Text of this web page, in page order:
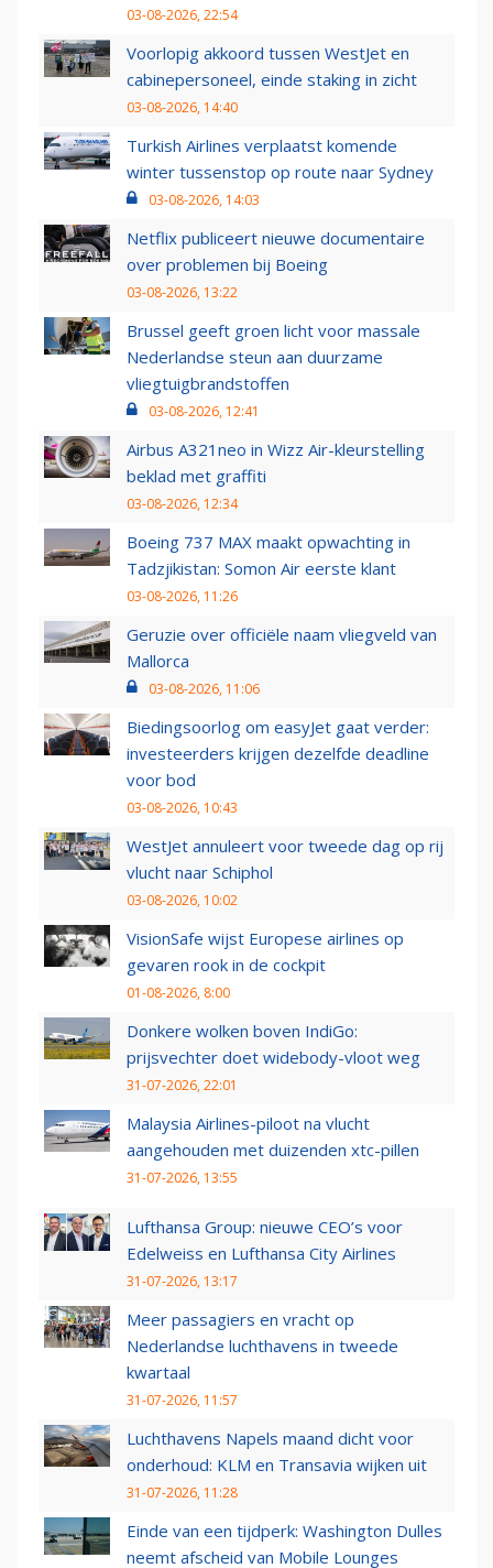
03-08-2026, 22:54
Voorlopig akkoord tussen WestJet en
cabinepersoneel, einde staking in zicht
03-08-2026, 14:40
Turkish Airlines verplaatst komende
winter tussenstop op route naar Sydney
03-08-2026, 14:03
Netflix publiceert nieuwe documentaire
over problemen bij Boeing
03-08-2026, 13:22
Brussel geeft groen licht voor massale
Nederlandse steun aan duurzame
vliegtuigbrandstoffen
03-08-2026, 12:41
Airbus A321neo in Wizz Air-kleurstelling
beklad met graffiti
03-08-2026, 12:34
Boeing 737 MAX maakt opwachting in
Tadzjikistan: Somon Air eerste klant
03-08-2026, 11:26
Geruzie over officiële naam vliegveld van
Mallorca
03-08-2026, 11:06
Biedingsoorlog om easyJet gaat verder:
investeerders krijgen dezelfde deadline
voor bod
03-08-2026, 10:43
WestJet annuleert voor tweede dag op rij
vlucht naar Schiphol
03-08-2026, 10:02
VisionSafe wijst Europese airlines op
gevaren rook in de cockpit
01-08-2026, 8:00
Donkere wolken boven IndiGo:
prijsvechter doet widebody-vloot weg
31-07-2026, 22:01
Malaysia Airlines-piloot na vlucht
aangehouden met duizenden xtc-pillen
31-07-2026, 13:55
Lufthansa Group: nieuwe CEO’s voor
Edelweiss en Lufthansa City Airlines
31-07-2026, 13:17
Meer passagiers en vracht op
Nederlandse luchthavens in tweede
kwartaal
31-07-2026, 11:57
Luchthavens Napels maand dicht voor
onderhoud: KLM en Transavia wijken uit
31-07-2026, 11:28
Einde van een tijdperk: Washington Dulles
neemt afscheid van Mobile Lounges